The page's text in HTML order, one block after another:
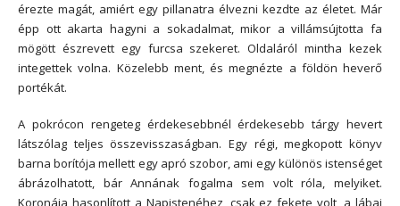
érezte magát, amiért egy pillanatra élvezni kezdte az életet. Már
épp ott akarta hagyni a sokadalmat, mikor a villámsújtotta fa
mögött észrevett egy furcsa szekeret. Oldaláról mintha kezek
integettek volna. Közelebb ment, és megnézte a földön heverő
portékát.
A pokrócon rengeteg érdekesebbnél érdekesebb tárgy hevert
látszólag teljes összevisszaságban. Egy régi, megkopott könyv
barna borítója mellett egy apró szobor, ami egy különös istenséget
ábrázolhatott, bár Annának fogalma sem volt róla, melyiket.
Koronája hasonlított a Napistenéhez, csak ez fekete volt, a lábai